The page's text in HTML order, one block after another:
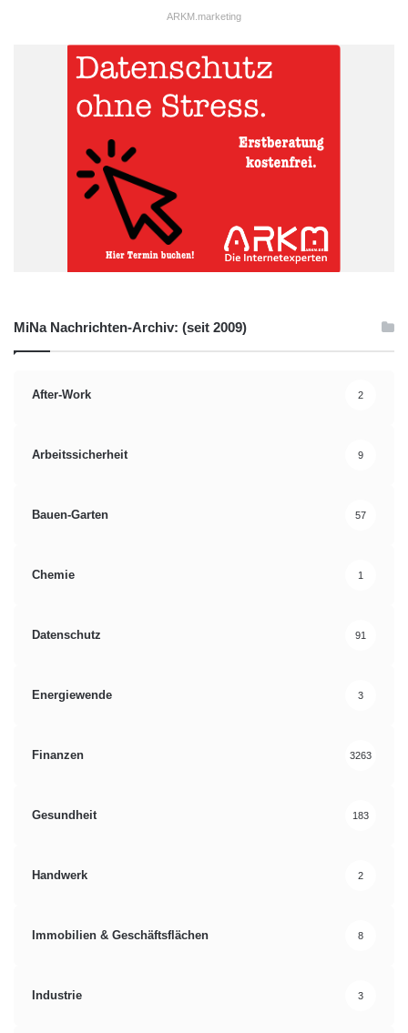
ARKM.marketing
MiNa Nachrichten-Archiv: (seit 2009)
After-Work 2
Arbeitssicherheit 9
Bauen-Garten 57
Chemie 1
Datenschutz 91
Energiewende 3
Finanzen 3263
Gesundheit 183
Handwerk 2
Immobilien & Geschäftsflächen 8
Industrie 3